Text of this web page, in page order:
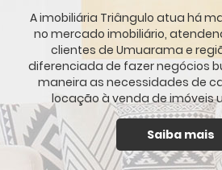
A imobiliária Triângulo atua há
no mercado imobiliário,
clientes de Umuarama e
diferenciada de fazer negócios
maneira as necessidades de
locação à venda de imóveis
Saiba mais